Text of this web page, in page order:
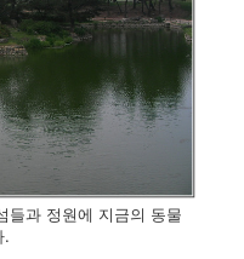
들과 정원에 지금의 동물
.